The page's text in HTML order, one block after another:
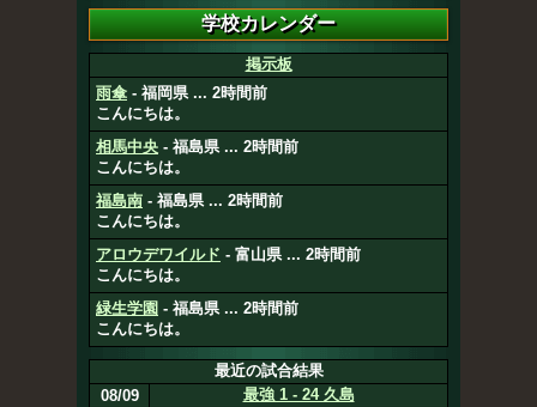
掲示板
雨傘 - 福岡県 ... 2時間前
こんにちは。
相馬中央 - 福島県 ... 2時間前
こんにちは。
福島南 - 福島県 ... 2時間前
こんにちは。
アロウデワイルド - 富山県 ... 2時間前
こんにちは。
緑生学園 - 福島県 ... 2時間前
こんにちは。
最近の試合結果
08/09
最強 1 - 24 久島